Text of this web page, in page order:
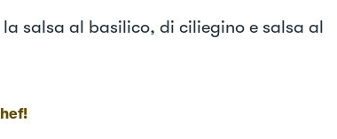
salsa al basilico, di ciliegino e salsa al